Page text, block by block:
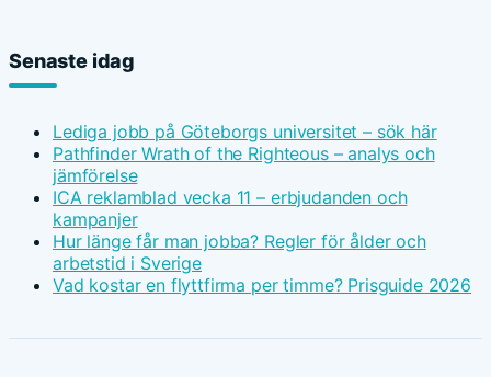
Senaste idag
Lediga jobb på Göteborgs universitet – sök här
Pathfinder Wrath of the Righteous – analys och
jämförelse
ICA reklamblad vecka 11 – erbjudanden och
kampanjer
Hur länge får man jobba? Regler för ålder och
arbetstid i Sverige
Vad kostar en flyttfirma per timme? Prisguide 2026